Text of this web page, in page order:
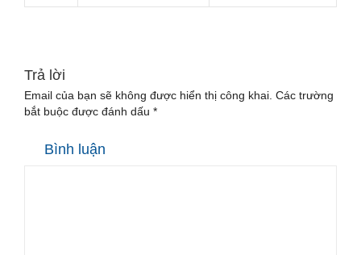
Trả lời
Email của bạn sẽ không được hiển thị công khai. Các trường
bắt buộc được đánh dấu *
Bình luận